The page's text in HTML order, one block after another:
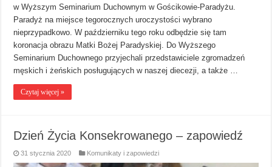
w Wyższym Seminarium Duchownym w Gościkowie-Paradyżu.
Paradyż na miejsce tegorocznych uroczystości wybrano
nieprzypadkowo. W październiku tego roku odbędzie się tam
koronacja obrazu Matki Bożej Paradyskiej. Do Wyższego
Seminarium Duchownego przyjechali przedstawiciele zgromadzeń
męskich i żeńskich posługujących w naszej diecezji, a także …
Czytaj więcej »
Dzień Życia Konsekrowanego – zapowiedź
31 stycznia 2020 Komunikaty i zapowiedzi